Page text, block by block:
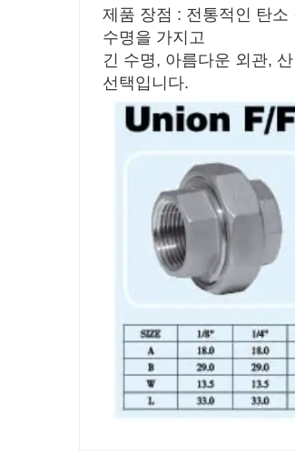
제품 장점 : 전통적인 탄
수명을 가지고
긴 수명, 아름다운 외관,
선택입니다.